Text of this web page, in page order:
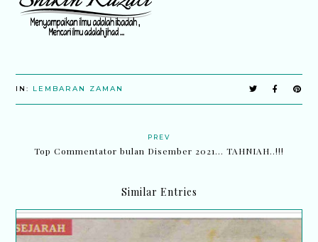
IN: LEMBARAN ZAMAN
PREV
Top Commentator bulan Disember 2021... TAHNIAH..!!!
Similar Entries